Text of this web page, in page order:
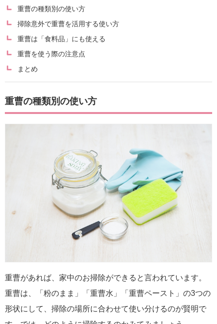
重曹の種類別の使い方
掃除意外で重曹を活用する使い方
重曹は「食料品」にも使える
重曹を使う際の注意点
まとめ
重曹の種類別の使い方
重曹があれば、家中のお掃除ができると言われています。
重曹は、「粉のまま」「重曹水」「重曹ペースト」の3つの
形状にして、掃除の場所に合わせて使い分けるのが賢明で